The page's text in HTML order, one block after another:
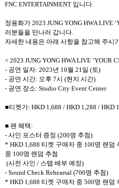
FNC ENTERTAINMENT 입니다.
정용화가 2023 JUNG YONG HWA LIVE ‘
러분들을 만나러 갑니다.
자세한 내용은 아래 사항을 참고해 주시
< 2023 JUNG YONG HWA LIVE ‘YOUR
- 공연 일자: 2023년 10월 21일 (토)
- 공연 시간: 오후 7시 (현지 시간)
- 공연 장소: Studio City Event Center
■티켓가: HKD 1,688 / HKD 1,288 / HKD
■ 팬 혜택 :
- 사인 포스터 증정 (200명 추첨)
* HKD 1,688 티켓 구매자 중 100명 랜덤
중 100명 랜덤 추첨
(사전 사인 / 스탭 배부 예정)
- Sound Check Rehearsal (700명 추첨)
* HKD 1,688 티켓 구매자 중 500명 랜덤